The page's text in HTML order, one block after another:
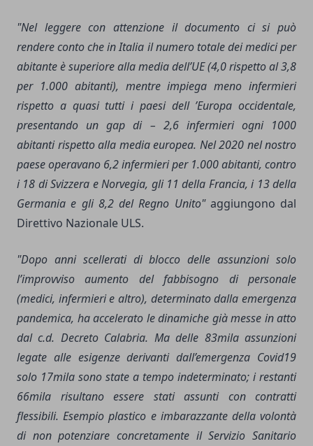
"Nel leggere con attenzione il documento ci si può
rendere conto che in Italia il numero totale dei medici per
abitante è superiore alla media dell’UE (4,0 rispetto al 3,8
per 1.000 abitanti), mentre impiega meno infermieri
rispetto a quasi tutti i paesi dell ’Europa occidentale,
presentando un gap di – 2,6 infermieri ogni 1000
abitanti rispetto alla media europea. Nel 2020 nel nostro
paese operavano 6,2 infermieri per 1.000 abitanti, contro
i 18 di Svizzera e Norvegia, gli 11 della Francia, i 13 della
Germania e gli 8,2 del Regno Unito"aggiungono dal
Direttivo Nazionale ULS.
"Dopo anni scellerati di blocco delle assunzioni solo
l’improvviso aumento del fabbisogno di personale
(medici, infermieri e altro), determinato dalla emergenza
pandemica, ha accelerato le dinamiche già messe in atto
dal c.d. Decreto Calabria. Ma delle 83mila assunzioni
legate alle esigenze derivanti dall’emergenza Covid19
solo 17mila sono state a tempo indeterminato; i restanti
66mila risultano essere stati assunti con contratti
flessibili. Esempio plastico e imbarazzante della volontà
di non potenziare concretamente il Servizio Sanitario